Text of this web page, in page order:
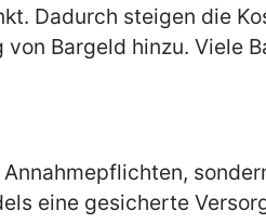
Dadurch steigen die
Bargeld hinzu. Viele
eine gesicherte